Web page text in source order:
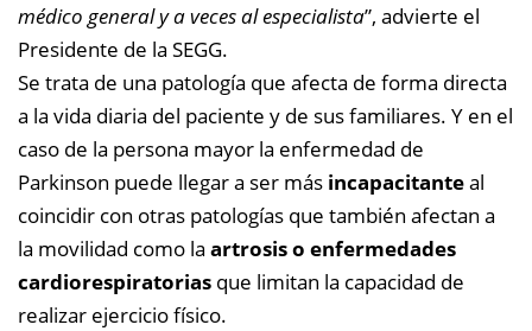
médico general y a veces al especialista”, advierte el
Presidente de la SEGG.
Se trata de una patología que afecta de forma directa
a la vida diaria del paciente y de sus familiares. Y en el
caso de la persona mayor la enfermedad de
Parkinson puede llegar a ser más incapacitanteal
coincidir con otras patologías que también afectan a
la movilidad como la artrosis o enfermedades
cardiorespiratorias que limitan la capacidad de
realizar ejercicio físico.